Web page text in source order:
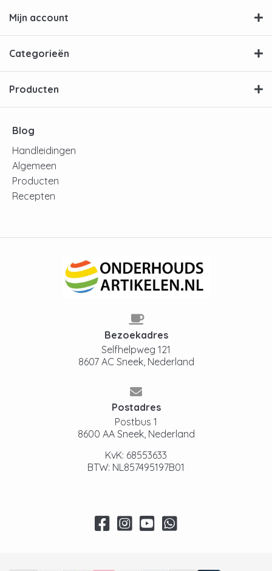
Mijn account
Categorieën
Producten
Blog
Handleidingen
Algemeen
Producten
Recepten
Bezoekadres
Selfhelpweg 121
8607 AC Sneek, Nederland
Postadres
Postbus 1
8600 AA Sneek, Nederland
KvK: 68553633
BTW: NL857495197B01